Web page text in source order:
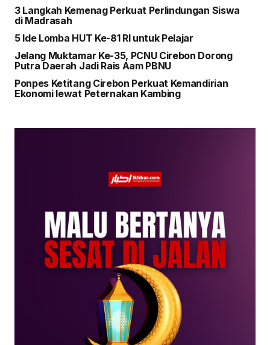
3 Langkah Kemenag Perkuat Perlindungan Siswa
di Madrasah
5 Ide Lomba HUT Ke-81 RI untuk Pelajar
Jelang Muktamar Ke-35, PCNU Cirebon Dorong
Putra Daerah Jadi Rais Aam PBNU
Ponpes Ketitang Cirebon Perkuat Kemandirian
Ekonomi lewat Peternakan Kambing